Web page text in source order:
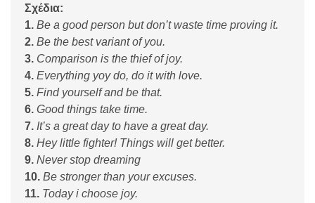
Σχέδια:
1. Be a good person but don’t waste time proving it.
2. Be the best variant of you.
3. Comparison is the thief of joy.
4. Everything yoy do, do it with love.
5. Find yourself and be that.
6. Good things take time.
7. It’s a great day to have a great day.
8. Hey little fighter! Things will get better.
9. Never stop dreaming
10. Be stronger than your excuses.
11. Today i choose joy.